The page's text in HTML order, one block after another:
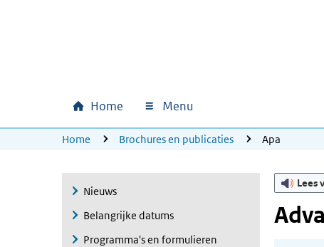
Hoofdnavigatie
Home Menu
U bevindt zich hier:
Home Brochures en publicaties Apa
Nieuws
Belangrijke datums
Programma's en formulieren
Lees